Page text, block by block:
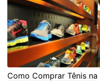
Como Comprar Tênis na